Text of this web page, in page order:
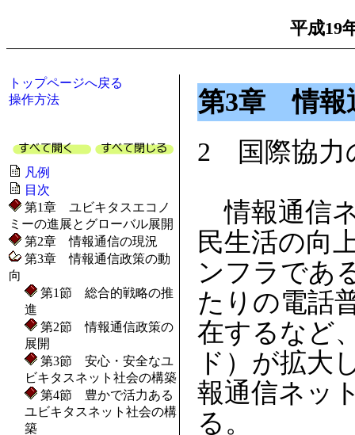
平成19
トップページへ戻る
操作方法
凡例
目次
第1章 ユビキタスエコノ
ミーの進展とグローバル展開
第2章 情報通信の現況
第3章 情報通信政策の動
向
第1節 総合的戦略の推
進
第2節 情報通信政策の
展開
第3節 安心・安全なユ
ビキタスネット社会の構築
第4節 豊かで活力ある
ユビキタスネット社会の構
築
第3章 情報
2 国際協力
情報通信
民生活の向
ンフラであ
たりの電話
在するなど
ド）が拡大
報通信ネッ
る。